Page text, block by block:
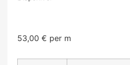
53,00 € per m